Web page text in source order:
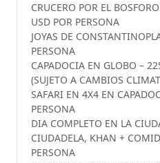
CRUCERO POR EL
USD POR PERSONA
JOYAS DE
PERSONA
CAPADOCIA EN GLOBO –
(SUJETO A CAMBIOS
SAFARI EN 4X4 EN
PERSONA
DIA COMPLETO EN LA
CIUDADELA, KHAN +
PERSONA